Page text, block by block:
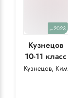
уч.2023
Кузнецов
10-11 класс
Кузнецов, Ким